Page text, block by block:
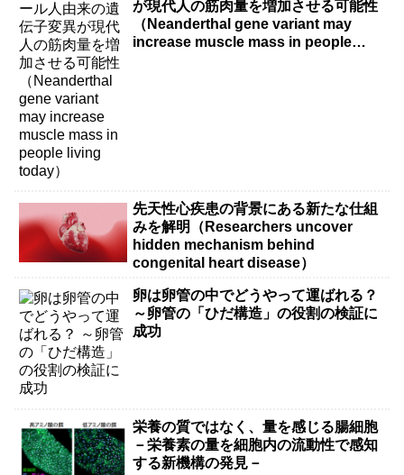
が現代人の筋肉量を増加させる可能性
（Neanderthal gene variant may
increase muscle mass in people
先天性心疾患の背景にある新たな仕組
みを解明（Researchers uncover
hidden mechanism behind
congenital heart disease）
卵は卵管の中でどうやって運ばれる？
～卵管の「ひだ構造」の役割の検証に
成功
栄養の質ではなく、量を感じる腸細胞
－栄養素の量を細胞内の流動性で感知
する新機構の発見－